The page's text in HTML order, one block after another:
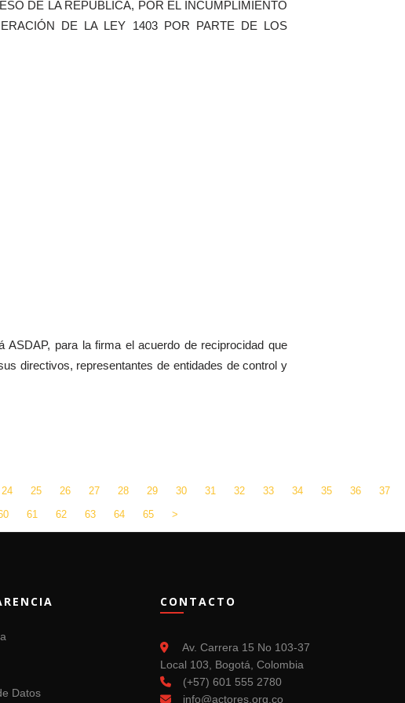
DE LA REPÚBLICA, POR EL INCUMPLIMIENTO
DE LA LEY 1403 POR PARTE DE LOS
para la firma el acuerdo de reciprocidad que
directivos, representantes de entidades de control y
24 25 26 27 28 29 30 31 32 33 34 35 36
37
61 62 63 64 65 >
Datos
CONTACTO
Av. Carrera 15 No 103-37
Local 103, Bogotá, Colombia
(+57) 601 555 2780
info@actores.org.co